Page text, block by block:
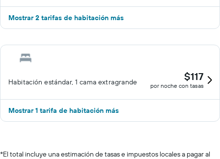
Mostrar 2 tarifas de habitación más
Habitación estándar, 1 cama extragrande $117
por noche con tasas
Mostrar 1 tarifa de habitación más
*El total incluye una estimación de tasas e impuestos locales a pagar al